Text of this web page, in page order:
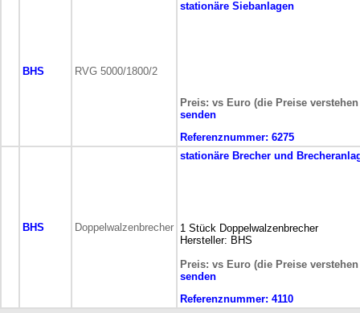
BHS RVG 5000/1800/2
stationäre Siebanlagen
Preis: vs Euro (die Preise
senden
Referenznummer: 6275
BHS Doppelwalzenbrecher
stationäre Brecher und
1 Stück Doppelwalzenbrecher
Hersteller: BHS
Preis: vs Euro (die Preise
senden
Referenznummer: 4110